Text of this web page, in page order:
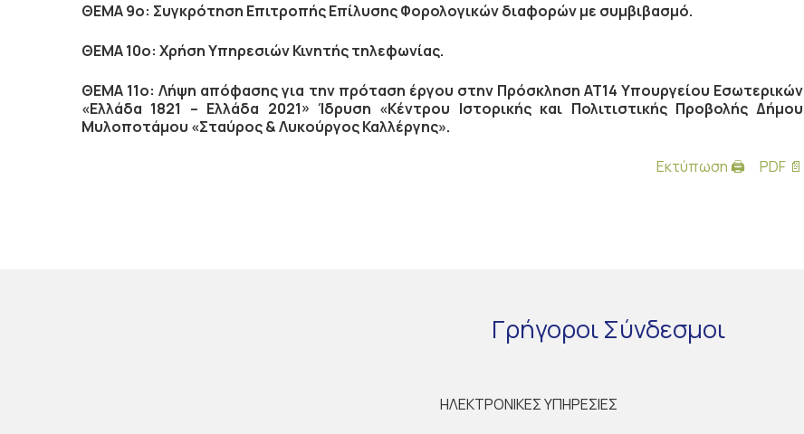
ΘΕΜΑ 9ο: Συγκρότηση Επιτροπής Επίλυσης Φορολογικών διαφορών με συμβιβασμό.
ΘΕΜΑ 10ο: Χρήση Υπηρεσιών Κινητής τηλεφωνίας.
ΘΕΜΑ 11ο: Λήψη απόφασης για την πρόταση έργου στην Πρόσκληση ΑΤ14 Υπουργείου Εσωτερικών
«Ελλάδα 1821 – Ελλάδα 2021» Ίδρυση «Κέντρου Ιστορικής και Πολιτιστικής Προβολής Δήμου
Μυλοποτάμου «Σταύρος & Λυκούργος Καλλέργης».
Εκτύπωση 🖨
PDF 📄
ΓρήγοροιΣύνδεσμοι
ΗΛΕΚΤΡΟΝΙΚΕΣ ΥΠΗΡΕΣΙΕΣ